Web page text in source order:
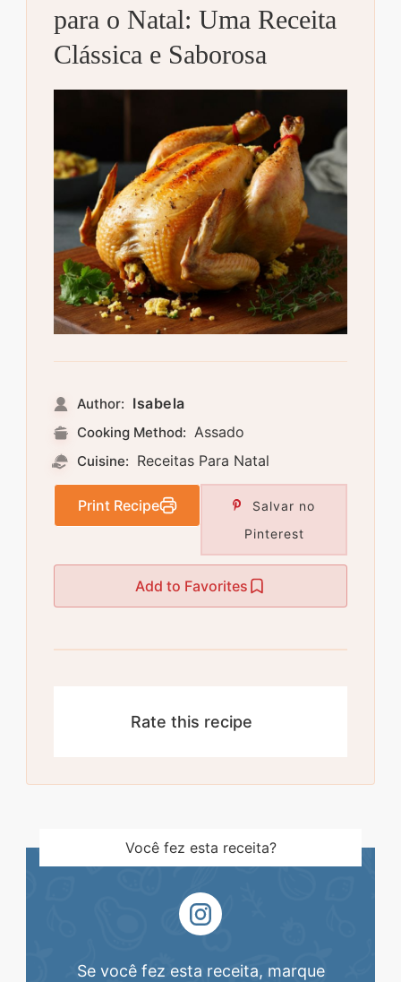
para o Natal: Uma Receita
Clássica e Saborosa
Author: Isabela
Cooking Method: Assado
Cuisine: Receitas Para Natal
Print Recipe
Salvar no
Pinterest
Add to Favorites
Rate this recipe
Você fez esta receita?
Se você fez esta receita, marque